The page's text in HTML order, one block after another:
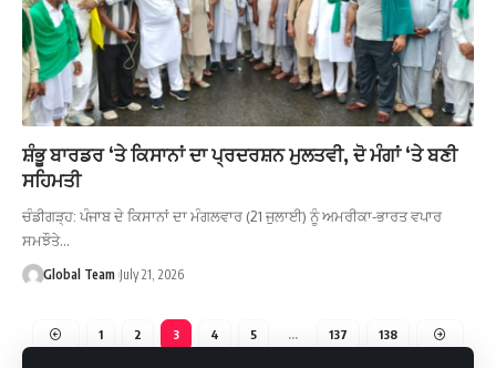
ਸ਼ੰਭੂ ਬਾਰਡਰ ‘ਤੇ ਕਿਸਾਨਾਂ ਦਾ ਪ੍ਰਦਰਸ਼ਨ ਮੁਲਤਵੀ, ਦੋ ਮੰਗਾਂ ‘ਤੇ ਬਣੀ
ਸਹਿਮਤੀ
ਚੰਡੀਗੜ੍ਹ: ਪੰਜਾਬ ਦੇ ਕਿਸਾਨਾਂ ਦਾ ਮੰਗਲਵਾਰ (21 ਜੁਲਾਈ) ਨੂੰ ਅਮਰੀਕਾ-ਭਾਰਤ ਵਪਾਰ
ਸਮਝੌਤੇ…
Global Team July 21, 2026
1 2 3 4 5 … 137 138